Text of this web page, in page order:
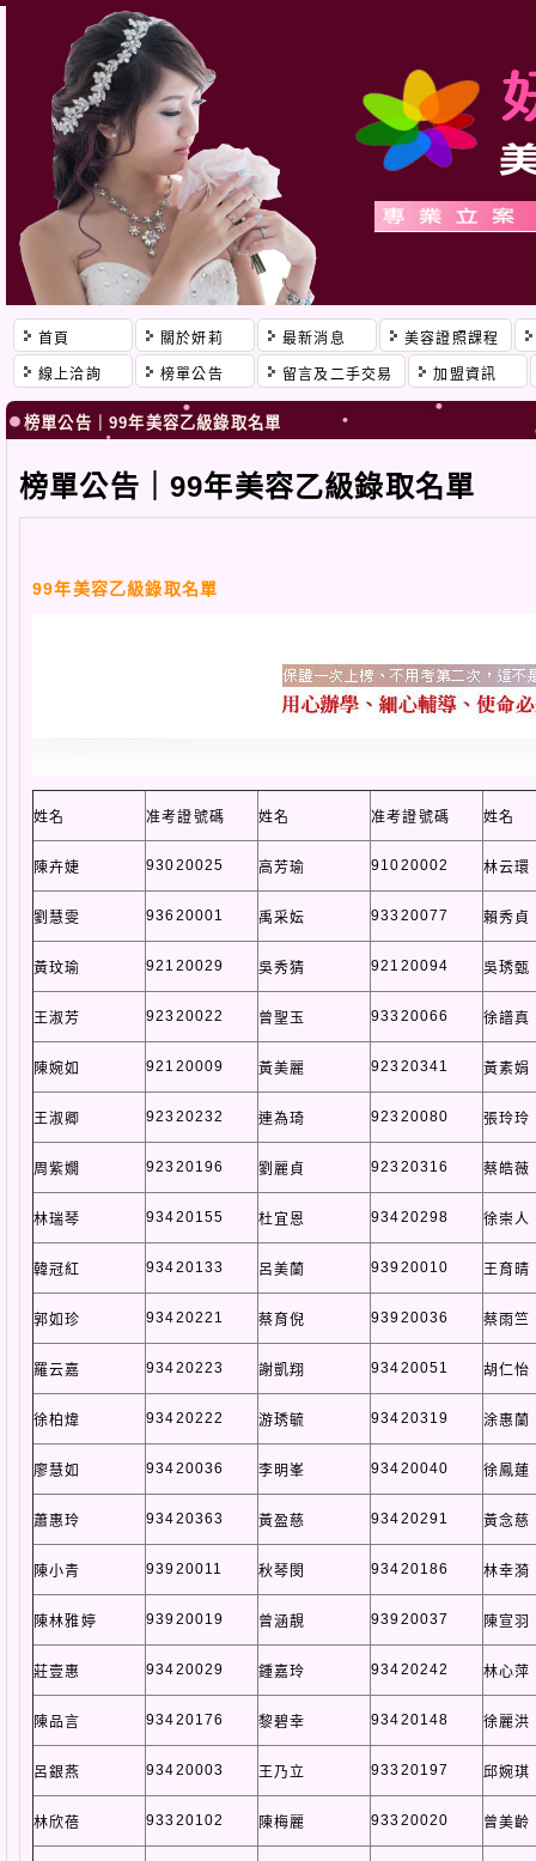
首頁 關於妍莉 最新消息 美容證照課程
線上洽詢 榜單公告 留言及二手交易 加盟資訊
榜單公告｜99年美容乙級錄取名單
榜單公告｜99年美容乙級錄取名單
99年美容乙級錄取名單
姓名 准考證號碼 姓名 准考證號碼 姓名
陳卉婕 93020025 高芳瑜 91020002 林云環
劉慧雯 93620001 禹采妘 93320077 賴秀貞
黃玟瑜 92120029 吳秀猜 92120094 吳琇甄
王淑芳 92320022 曾聖玉 93320066 徐譜真
陳婉如 92120009 黃美麗 92320341 黃素娟
王淑卿 92320232 連為琦 92320080 張玲玲
周紫嫺 92320196 劉麗貞 92320316 蔡皓薇
林瑞琴 93420155 杜宜恩 93420298 徐崇人
韓冠紅 93420133 呂美蘭 93920010 王育晴
郭如珍 93420221 蔡育倪 93920036 蔡雨竺
羅云嘉 93420223 謝凱翔 93420051 胡仁怡
徐柏煒 93420222 游琇毓 93420319 涂惠蘭
廖慧如 93420036 李明峯 93420040 徐鳳蓮
蕭惠玲 93420363 黃盈慈 93420291 黃念慈
陳小青 93920011 秋琴閔 93420186 林幸漪
陳林雅婷 93920019 曾涵靚 93920037 陳宣羽
莊壹惠 93420029 鍾嘉玲 93420242 林心萍
陳品言 93420176 黎碧幸 93420148 徐麗洪
呂銀燕 93420003 王乃立 93320197 邱婉琪
林欣蓓 93320102 陳梅麗 93320020 曾美齡